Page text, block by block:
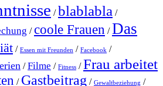
/blablabla /
/coole Frauen /Das
/ Essen mit Freunden / Facebook /
/Filme / Fitness /Frau arbeitet
/ Gastbeitrag / Gewaltbeziehung /